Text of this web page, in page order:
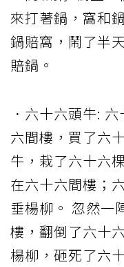
來打著鍋，窩和
鍋賠窩，鬧了半
賠鍋。
．六十六頭牛:
六間樓，買了六
牛，栽了六十六
在六十六間樓；
垂楊柳。 忽然一
樓，翻倒了六十
楊柳，砸死了六